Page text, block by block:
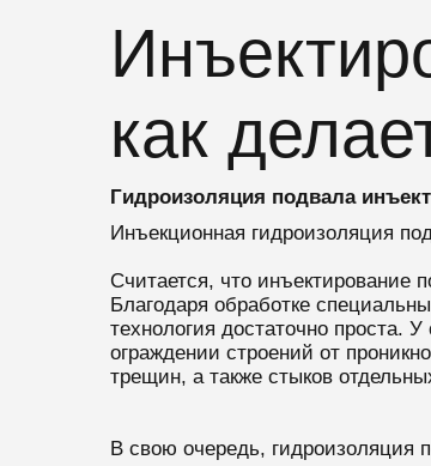
как
Гидроизоляция подвала
Инъекционная гидроизоляция
Считается, что инъектирование
Благодаря обработке
технология достаточно проста.
ограждении строений от
трещин, а также стыков
В свою очередь, гидроизоляция